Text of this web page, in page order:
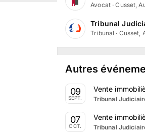
Avocat ·Cusset,
Tribunal
Tribunal · Cusset,
Autres
09
SEPT.
Vente
Tribunal
07
OCT.
Vente
Tribunal